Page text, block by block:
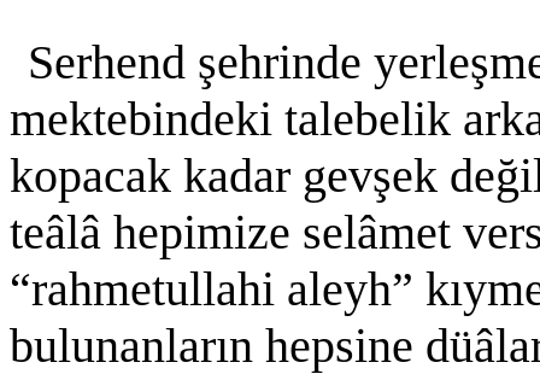
Serhend şehrinde
mektebindeki talebelik
kopacak kadar gevşek
teâlâ hepimize selâmet
“rahmetullahi aleyh”
bulunanların hepsine